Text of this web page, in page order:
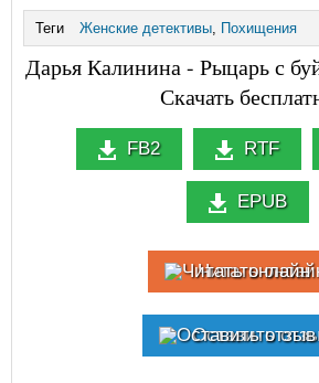
Теги Женские детективы, Похищения
Дарья Калинина - Рыцарь с
Скачать
FB2 RTF
EPUB
Читать
Оставить